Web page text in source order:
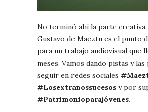
No terminó ahí la parte creativa.
Gustavo de Maeztu es el punto
para un trabajo audiovisual que
meses. Vamos dando pistas y las
seguir en redes sociales
#Losextrañossucesos y por
#Patrimonioparajóvenes.